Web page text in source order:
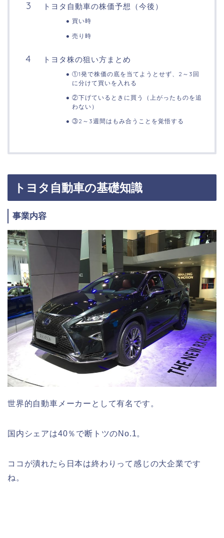
トヨタ自動車の株価予想（今後）
買い時
売り時
トヨタ株の狙い方まとめ
①1発で株価の底を当てようとせず、2～3回
に分けて買いを入れる
②下げているときに買う（上がったものを追
わない）
③2～3週間はもみ合うことを覚悟する
トヨタ自動車の基礎知識
事業内容
世界的自動車メーカーとして有名です。
国内シェアは40％で断トツのNo.1。
ココが潰れたら日本は終わりって感じの大企業です
ね。